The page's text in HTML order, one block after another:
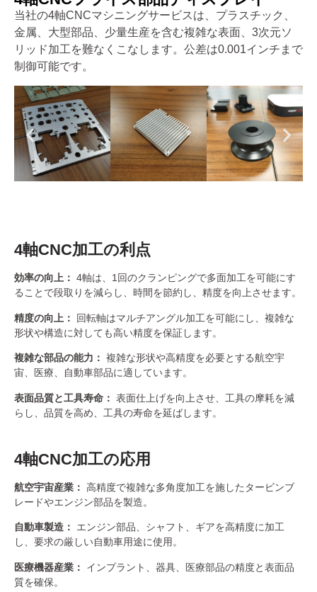
当社の4軸CNCマシニングサービスは、プラスチック、
金属、大型部品、少量生産を含む複雑な表面、3次元ソ
リッド加工を難なくこなします。公差は0.001インチまで
制御可能です。
4軸CNC加工の利点
効率の向上： 4軸は、1回のクランピングで多面加工を可能にす
ることで段取りを減らし、時間を節約し、精度を向上させます。
精度の向上：
回転軸はマルチアングル加工を可能にし、複雑な
形状や構造に対しても高い精度を保証します。
複雑な部品の能力： 複雑な形状や高精度を必要とする航空宇
宙、医療、自動車部品に適しています。
表面品質と工具寿命： 表面仕上げを向上させ、工具の摩耗を減
らし、品質を高め、工具の寿命を延ばします。
4軸CNC加工の応用
航空宇宙産業： 高精度で複雑な多角度加工を施したタービンブ
レードやエンジン部品を製造。
自動車製造：
エンジン部品、シャフト、ギアを高精度に加工
し、要求の厳しい自動車用途に使用。
医療機器産業：
インプラント、器具、医療部品の精度と表面品
質を確保。